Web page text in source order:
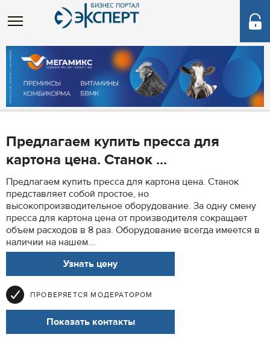
Предлагаем купить пресса для
картона цена. Станок ...
Предлагаем купить пресса для картона цена. Станок
представляет собой простое, но
высокопроизводительное оборудование. За одну смену
пресса для картона цена от производителя сокращает
объем расходов в 8 раз. Оборудование всегда имеется в
наличии на нашем...
Узнать цену
ПРОВЕРЯЕТСЯ МОДЕРАТОРОМ
Показать контакты